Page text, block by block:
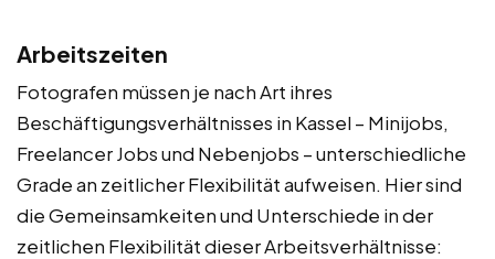
Arbeitszeiten
Fotografen müssen je nach Art ihres
Beschäftigungsverhältnisses in Kassel – Minijobs,
Freelancer Jobs und Nebenjobs – unterschiedliche
Grade an zeitlicher Flexibilität aufweisen. Hier sind
die Gemeinsamkeiten und Unterschiede in der
zeitlichen Flexibilität dieser Arbeitsverhältnisse: